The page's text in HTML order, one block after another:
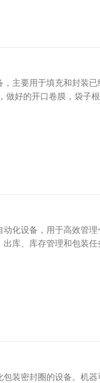
主要用于填充和封装
做好的开口卷膜，袋子
化设备，用于高效管
库、库存管理和包装
装密封圈的设备。机